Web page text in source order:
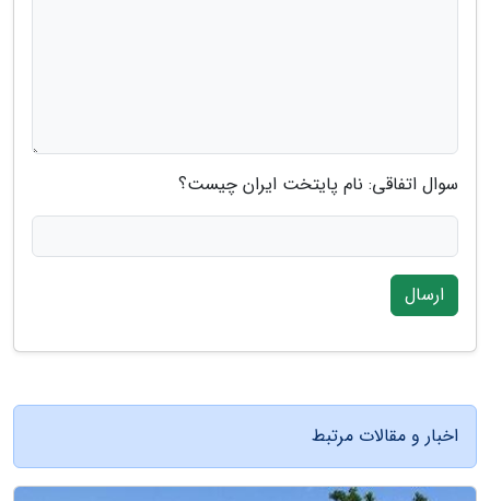
سوال اتفاقی: نام پایتخت ایران چیست؟
ارسال
اخبار و مقالات مرتبط